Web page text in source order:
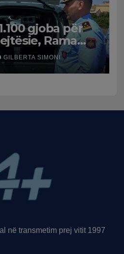
gjoba për
Rama
Kamerat e
në
GILBERTA SIMONI
në transmetim prej vitit 1997